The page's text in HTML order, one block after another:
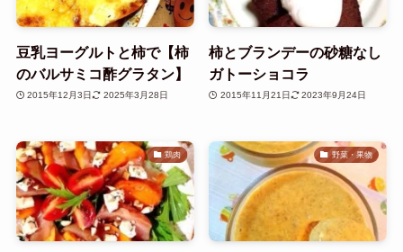
豆乳ヨーグルトと柿で【柿
のバルサミコ酢グラタン】
2015年12月3日 2025年3月28日
柿とブランデーの砂糖なし
ガトーショコラ
2015年11月21日 2023年9月24日
鶏肉 野菜・果物